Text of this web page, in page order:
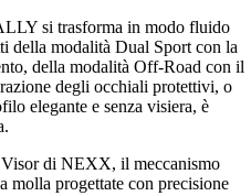
si trasforma in modo fluido
della modalità Dual Sport con la
della modalità Off-Road con il
degli occhiali protettivi, o
elegante e senza visiera, è
di NEXX, il meccanismo
molla progettate con precisione